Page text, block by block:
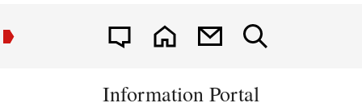
Information Portal